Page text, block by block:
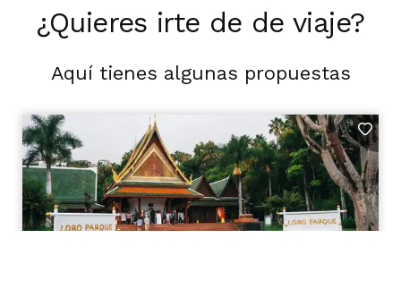
¿Quieres irte de de viaje?
Aquí tienes algunas propuestas